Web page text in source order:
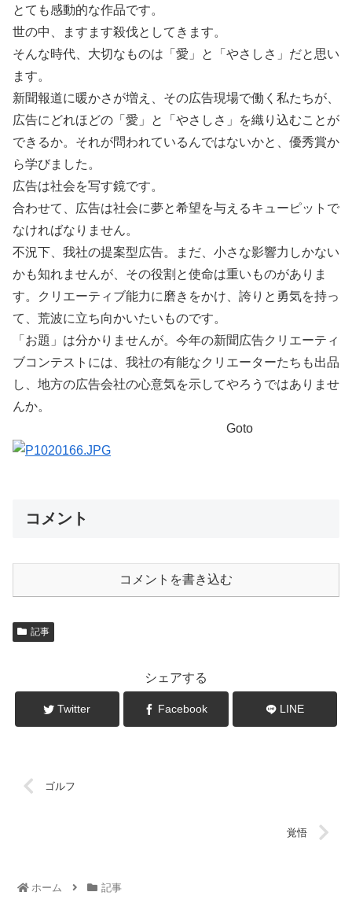
とても感動的な作品です。
世の中、ますます殺伐としてきます。
そんな時代、大切なものは「愛」と「やさしさ」だと思い
ます。
新聞報道に暖かさが増え、その広告現場で働く私たちが、
広告にどれほどの「愛」と「やさしさ」を織り込むことが
できるか。それが問われているんではないかと、優秀賞か
ら学びました。
広告は社会を写す鏡です。
合わせて、広告は社会に夢と希望を与えるキューピットで
なければなりません。
不況下、我社の提案型広告。まだ、小さな影響力しかない
かも知れませんが、その役割と使命は重いものがありま
す。クリエーティブ能力に磨きをかけ、誇りと勇気を持っ
て、荒波に立ち向かいたいものです。
「お題」は分かりませんが。今年の新聞広告クリエーティ
ブコンテストには、我社の有能なクリエーターたちも出品
し、地方の広告会社の心意気を示してやろうではありませ
んか。
Goto
コメント
コメントを書き込む
記事
シェアする
Twitter Facebook LINE
ゴルフ
覚悟
ホーム 記事